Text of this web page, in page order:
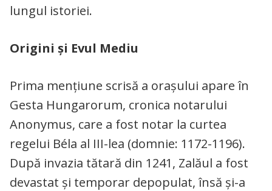
lungul istoriei.
Origini și Evul Mediu
Prima mențiune scrisă a orașului apare în
Gesta Hungarorum, cronica notarului
Anonymus, care a fost notar la curtea
regelui Béla al III-lea (domnie: 1172-1196).
După invazia tătară din 1241, Zalăul a fost
devastat și temporar depopulat, însă și-a